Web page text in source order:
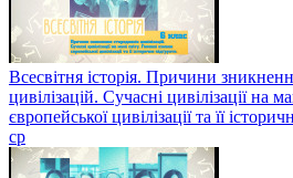
Всесвітня історія. Причини
цивілізацій. Сучасні цивілізації на
європейської цивілізації та її
ср